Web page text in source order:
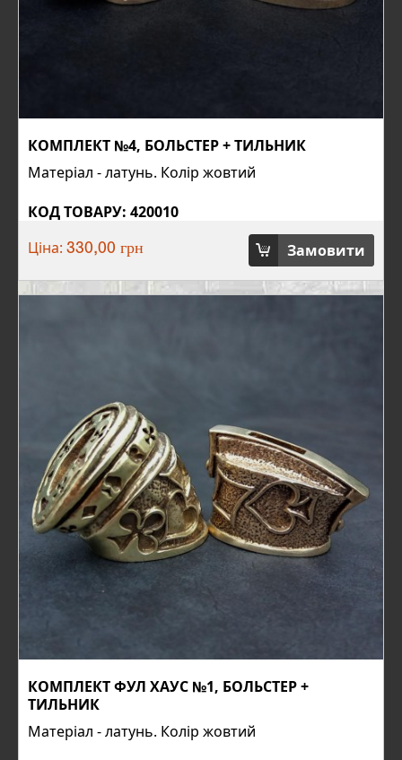
КОМПЛЕКТ №4, БОЛЬСТЕР + ТИЛЬНИК
Матеріал - латунь. Колір жовтий
КОД ТОВАРУ: 420010
Ціна: 330,00 грн Замовити
КОМПЛЕКТ ФУЛ ХАУС №1, БОЛЬСТЕР +
ТИЛЬНИК
Матеріал - латунь. Колір жовтий